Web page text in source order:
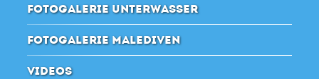
FOTOGALERIE UNTERWASSER
FOTOGALERIE MALEDIVEN
VIDEOS